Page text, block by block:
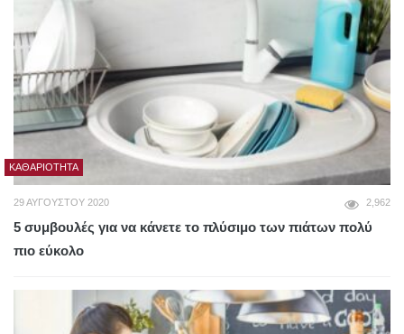
ΚΑΘΑΡΙΌΤΗΤΑ
29 ΑΥΓΟΎΣΤΟΥ 2020 2,962
5 συμβουλές για να κάνετε το πλύσιμο των πιάτων πολύ
πιο εύκολο